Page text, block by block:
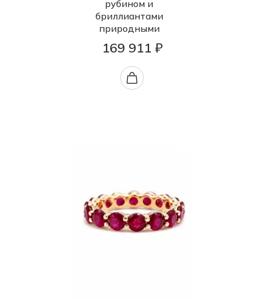
рубином и
бриллиантами
природными
169 911 ₽